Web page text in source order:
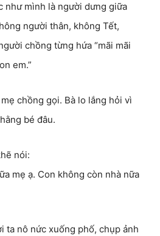
như mình là người dưng giữa
người thân, không Tết,
chồng từng hứa “mãi mãi
em.”
chồng gọi. Bà lo lắng hỏi vì
bé đâu.
nói:
mẹ ạ. Con không còn nhà nữa
ta nô nức xuống phố, chụp ảnh